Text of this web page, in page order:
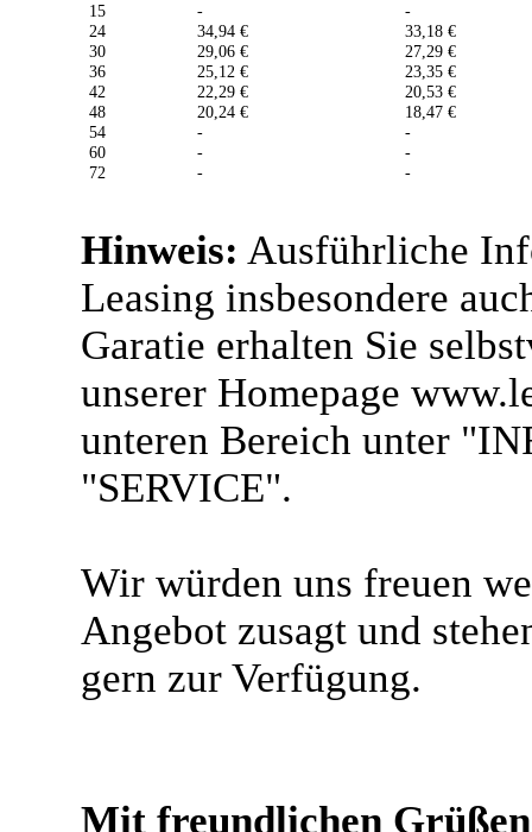
15
24
30
36
42
48
54
60
72
-
34,94 €
29,06 €
25,12 €
22,29 €
20,24 €
-
-
-
-
33,18 €
27,29 €
23,35 €
20,53 €
18,47 €
-
-
-
Hinweis: Ausführliche
Leasing insbesondere
Garatie erhalten Sie
unserer Homepage
unteren Bereich unter
"SERVICE".
Wir würden uns freuen
Angebot zusagt und
gern zur Verfügung.
Mit freundlichen